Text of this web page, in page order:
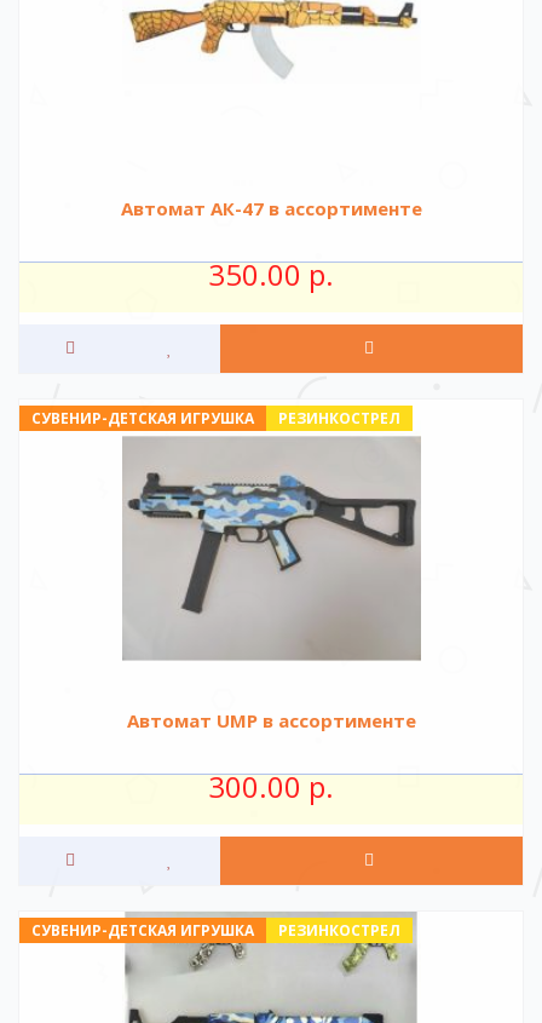
Автомат АК-47 в ассортименте
350.00 р.
РЕЗИНКОСТРЕЛ
СУВЕНИР-ДЕТСКАЯ ИГРУШКА
Автомат UMP в ассортименте
300.00 р.
РЕЗИНКОСТРЕЛ
СУВЕНИР-ДЕТСКАЯ ИГРУШКА